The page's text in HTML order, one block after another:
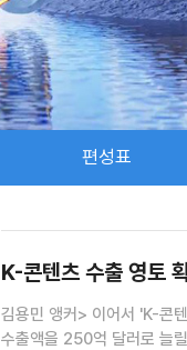
편성표
K-콘텐츠 수출 영토
김용민 앵커> 이어서 'K-콘
수출액을 250억 달러로 늘릴 계획인데요. 윤세라 앵커> 북